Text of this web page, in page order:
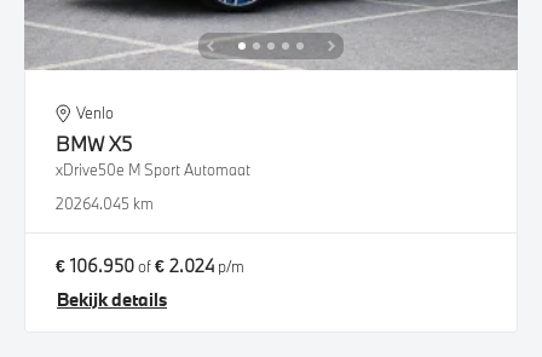
Venlo
BMWX5
xDrive50e M Sport Automaat
20264.045 km
€ 106.950of€ 2.024 p/m
Bekijk details